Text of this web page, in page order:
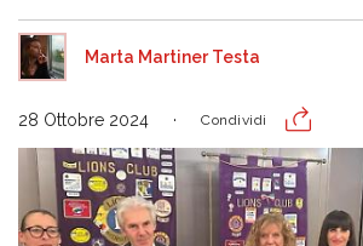
Marta Martiner Testa
28 Ottobre 2024 Condividi